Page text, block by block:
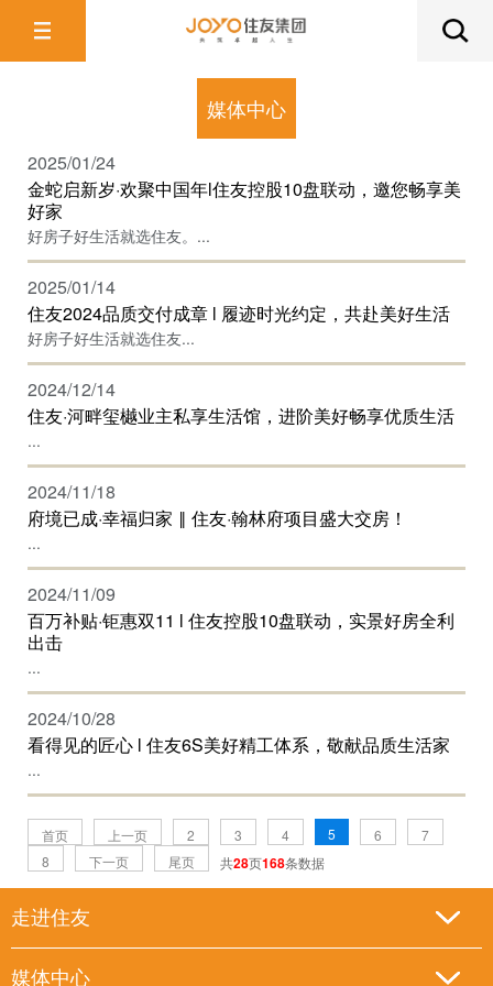
媒体中心
2025/01/24
金蛇启新岁·欢聚中国年l住友控股10盘联动，邀您畅享美
好家
好房子好生活就选住友。...
2025/01/14
住友2024品质交付成章 l 履迹时光约定，共赴美好生活
好房子好生活就选住友...
2024/12/14
住友·河畔玺樾业主私享生活馆，进阶美好畅享优质生活
...
2024/11/18
府境已成·幸福归家 ‖ 住友·翰林府项目盛大交房！
...
2024/11/09
百万补贴·钜惠双11 l 住友控股10盘联动，实景好房全利
出击
...
2024/10/28
看得见的匠心 l 住友6S美好精工体系，敬献品质生活家
...
首页 上一页 2 3 4 5 6
7
8
下一页 尾页 共28页168条数据
走进住友
媒体中心